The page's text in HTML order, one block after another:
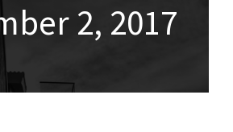
2, 2017